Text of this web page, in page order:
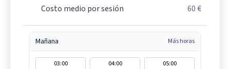
Costo medio por sesión 60 €
Mañana Más horas
03:00 04:00
05:00